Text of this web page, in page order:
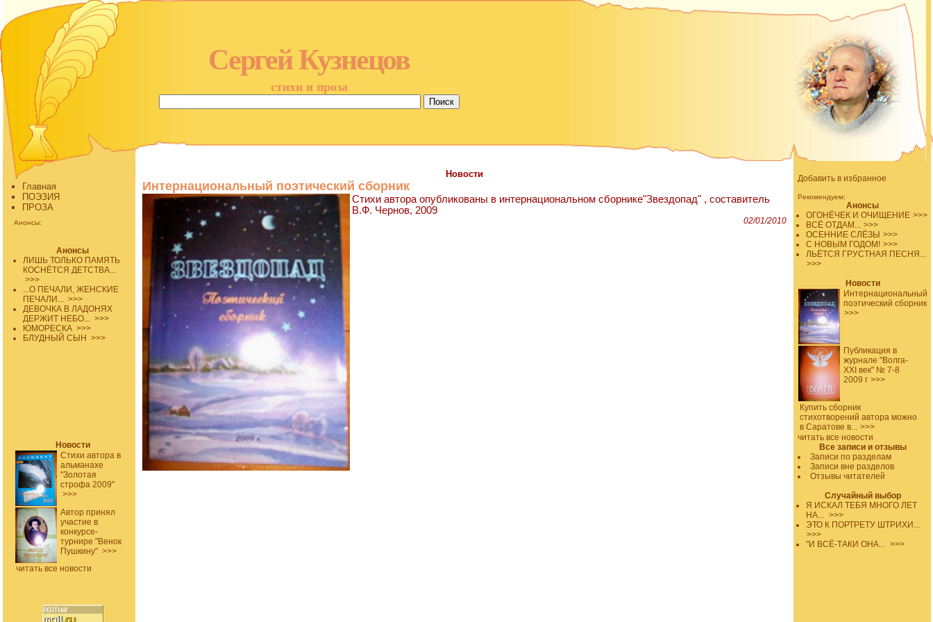
Сергей Кузнецов
стихи и проза
Добавить в избранное
Рекомендуем:
Анонсы
ОГОНЁЧЕК И ОЧИЩЕНИЕ >>>
ВСЁ ОТДАМ... >>>
ОСЕННИЕ СЛЁЗЫ >>>
С НОВЫМ ГОДОМ! >>>
ЛЬЁТСЯ ГРУСТНАЯ ПЕСНЯ...
>>>
Новости
Интернациональный
поэтический сборник
>>>
Публикация в
журнале "Волга-
XXI век" № 7-8
2009 г >>>
Купить сборник
стихотворений автора можно
в Саратове в... >>>
читать все новости
Все записи и отзывы
Записи по разделам
Записи вне разделов
Отзывы читателей
Случайный выбор
Я ИСКАЛ ТЕБЯ МНОГО ЛЕТ
НА... >>>
ЭТО К ПОРТРЕТУ ШТРИХИ...
>>>
"И ВСЁ-ТАКИ ОНА... >>>
Главная
ПОЭЗИЯ
ПРОЗА
Анонсы:
Анонсы
ЛИШЬ ТОЛЬКО ПАМЯТЬ
КОСНЁТСЯ ДЕТСТВА...
>>>
...О ПЕЧАЛИ, ЖЕНСКИЕ
ПЕЧАЛИ... >>>
ДЕВОЧКА В ЛАДОНЯХ
ДЕРЖИТ НЕБО... >>>
ЮМОРЕСКА >>>
БЛУДНЫЙ СЫН >>>
Новости
Стихи автора в
альманахе
"Золотая
строфа 2009"
>>>
Автор принял
участие в
конкурсе-
турнире "Венок
Пушкину" >>>
читать все новости
Новости
Интернациональный поэтический сборник
Стихи автора опубликованы в интернациональном сборнике"Звездопад" , составитель
В.Ф. Чернов, 2009
02/01/2010